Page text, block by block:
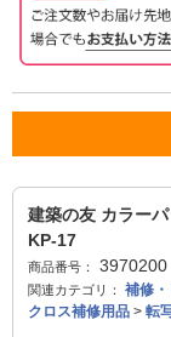
建築の友 カラー
KP-17
商品番号： 3970200
関連カテゴリ： 補修
クロス補修用品 > 転